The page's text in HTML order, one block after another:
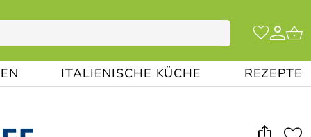
ITALIENISCHE KÜCHE REZEPTE